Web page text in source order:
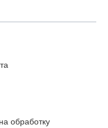
обработку